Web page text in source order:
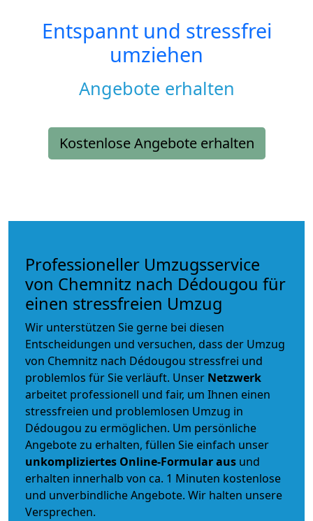
Entspannt und stressfrei
umziehen
Angebote erhalten
Kostenlose Angebote erhalten
Professioneller Umzugsservice
von Chemnitz nach Dédougou für
einen stressfreien Umzug
Wir unterstützen Sie gerne bei diesen
Entscheidungen und versuchen, dass der Umzug
von Chemnitz nach Dédougou stressfrei und
problemlos für Sie verläuft. Unser Netzwerk
arbeitet professionell und fair, um Ihnen einen
stressfreien und problemlosen Umzug in
Dédougou zu ermöglichen. Um persönliche
Angebote zu erhalten, füllen Sie einfach unser
unkompliziertes Online-Formular aus und
erhalten innerhalb von ca. 1 Minuten kostenlose
und unverbindliche Angebote. Wir halten unsere
Versprechen.